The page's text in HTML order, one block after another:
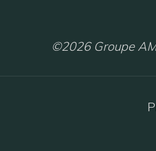
©2026 Groupe